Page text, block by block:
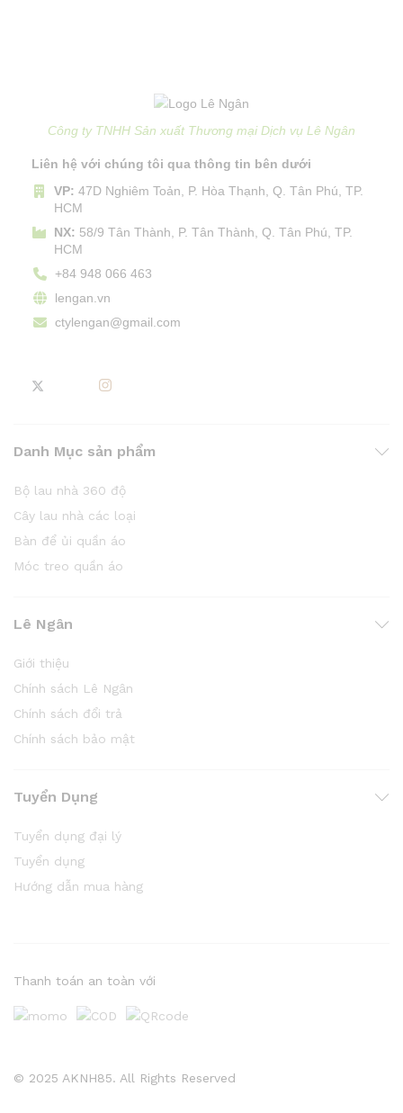
Công ty TNHH Sản xuất Thương mại Dịch vụ Lê Ngân
Liên hệ với chúng tôi qua thông tin bên dưới
VP: 47D Nghiêm Toản, P. Hòa Thạnh, Q. Tân Phú, TP.
HCM
NX: 58/9 Tân Thành, P. Tân Thành, Q. Tân Phú, TP.
HCM
+84 948 066 463
lengan.vn
ctylengan@gmail.com
Danh Mục sản phẩm
Bộ lau nhà 360 độ
Cây lau nhà các loại
Bàn để ủi quần áo
Móc treo quần áo
Lê Ngân
Giới thiệu
Chính sách Lê Ngân
Chính sách đổi trả
Chính sách bảo mật
Tuyển Dụng
Tuyển dụng đại lý
Tuyển dụng
Hướng dẫn mua hàng
© 2025 AKNH85. All Rights Reserved
Thanh toán an toàn với